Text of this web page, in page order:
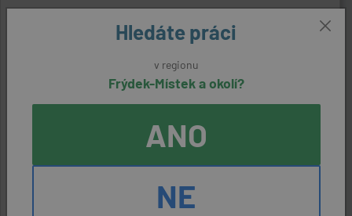
Nemocnice ve Frýdku-Místku, příspěvková
DĚLNÍCI V OBLASTI VÝSTAVBY A
ÚDRŽBY BUDOV (ZamK)
Hledáte práci
v regionu
Frýdek-Místek a okolí?
ANO
NE